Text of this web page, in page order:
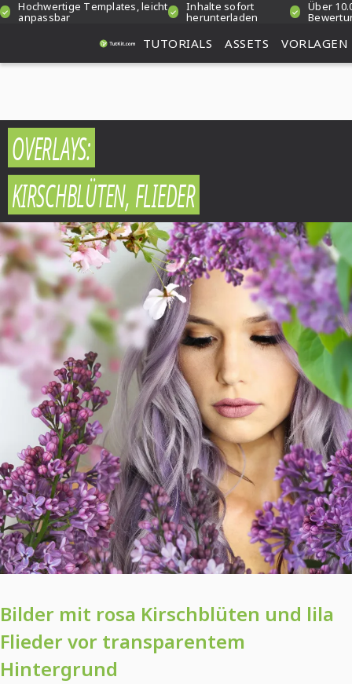
Hochwertige Templates, leicht
anpassbar
Inhalte sofort
herunterladen
Über
TUTORIALS ASSETS VORLAGEN
OVERLAYS:
KIRSCHBLÜTEN, FLIEDER
Bilder mit rosa Kirschblüten und lila
Flieder vor transparentem
Hintergrund